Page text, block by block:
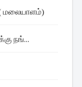
( மலையாளம்)
நங்...